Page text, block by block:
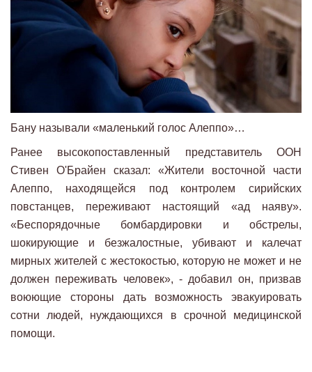
Бану называли «маленький голос Алеппо»…
Ранее высокопоставленный представитель ООН
Стивен O'Брайен сказал: «Жители восточной части
Алеппо, находящейся под контролем сирийских
повстанцев, переживают настоящий «ад наяву».
«Беспорядочные бомбардировки и обстрелы,
шокирующие и безжалостные, убивают и калечат
мирных жителей с жестокостью, которую не может и не
должен переживать человек», - добавил он, призвав
воюющие стороны дать возможность эвакуировать
сотни людей, нуждающихся в срочной медицинской
помощи.